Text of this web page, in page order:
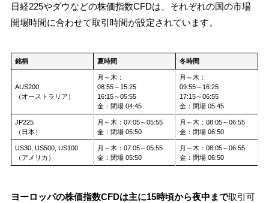
日経225やダウなどの株価指数CFDは、それぞれの国の市場
開場時間に合わせて取引時間が設定されています。
銘柄 夏時間 冬時間
AUS200
（オーストラリア）
月～木：
08:55～15:25
16:15～05:55
金：閉場 04:45
月～木：
09:55～16:25
17:15～06:55
金：閉場 05:45
JP225
（日本）
月～木：07:05～05:55
金：閉場 05:50
月～木：08:05～06:55
金：閉場 06:50
US30, US500, US100
（アメリカ）
月～木：07:05～05:55
金：閉場 05:50
月～木：08:05～06:55
金：閉場 06:50
ヨーロッパの株価指数CFDは主に15時頃から夜中まで取引可